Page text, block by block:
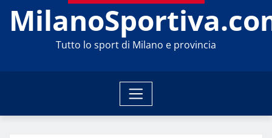
Tutto lo sport di Milano e provincia